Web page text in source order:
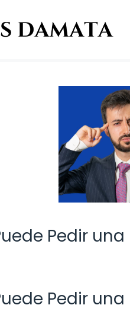
Pedir
Pedir